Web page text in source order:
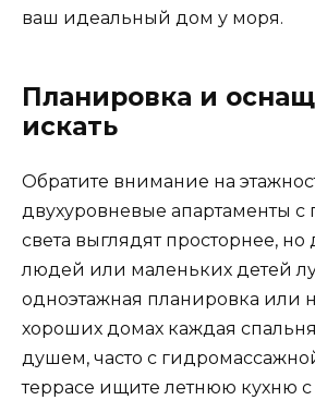
ваш идеальный дом у моря.
Планировка и
искать
Обратите внимание на
двухуровневые апартаменты с
света выглядят просторнее,
людей или маленьких детей
одноэтажная планировка или
хороших домах каждая спальня
душем, часто с
террасе ищите летнюю кухню